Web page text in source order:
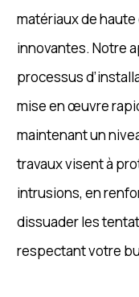
matériaux de
innovantes. Notre
processus
mise en œuvre
maintenant un
travaux visent à
intrusions, en
dissuader les
respectant votre